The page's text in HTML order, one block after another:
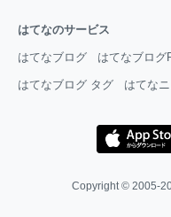
はてなのサービス
はてなブログ はてなブログ
はてなブログ タグ はてな
Copyright © 2005-